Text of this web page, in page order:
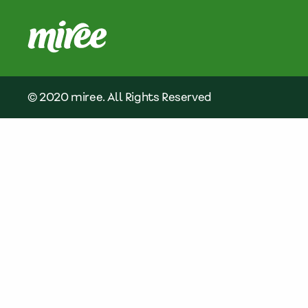
© 2020 miree. All Rights Reserved